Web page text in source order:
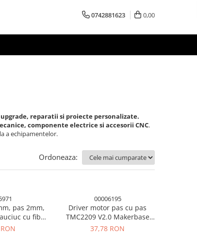
0742881623 0,00
reparatii si proiecte personalizate.
componente electrice si accesorii CNC.
a echipamentelor.
Ordoneaza:
pas 2mm,
cu fibra
00006195
Driver motor pas cu pas
TMC2209 V2.0 Makerbase
MKS, 2.5A, UART, cu radiator
37,78 RON